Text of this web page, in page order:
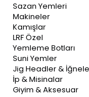
Sazan Yemleri
Makineler
Kamışlar
LRF Özel
Yemleme Botları
Suni Yemler
Jig Headler &
İp & Misinalar
Giyim & Aksesuar